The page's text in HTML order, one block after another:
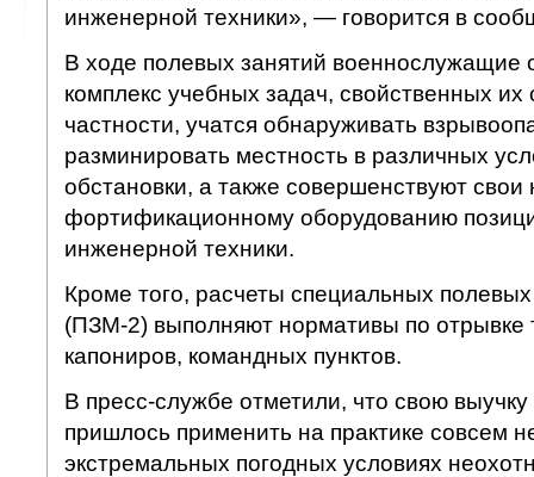
инженерной техники», — говорится в
В ходе полевых занятий военнослужащие
комплекс учебных задач, свойственных их
частности, учатся обнаруживать
разминировать местность в различных
обстановки, а также совершенствуют свои
фортификационному оборудованию
инженерной техники.
Кроме того, расчеты специальных
(ПЗМ-2) выполняют нормативы по отрывке
капониров, командных пунктов.
В пресс-службе отметили, что свою
пришлось применить на практике совсем
экстремальных погодных условиях